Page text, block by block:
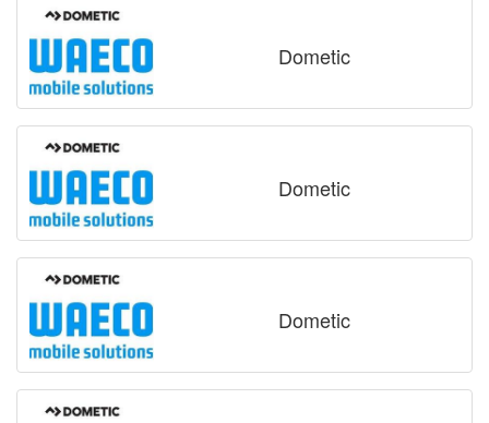
Dometic
Dometic
Dometic